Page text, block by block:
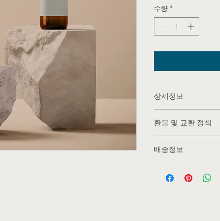
수량 *
상세정보
방법 등 친절하고 상
줍니다. 제품의 어떤
우선순위를 잘 생각
환불 및 교환 정책
정보를 제공하세요.
배송정보
한 설명은 소비자들